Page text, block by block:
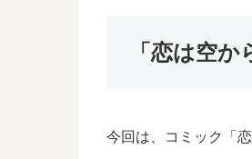
「恋は空
今回は、コミック「